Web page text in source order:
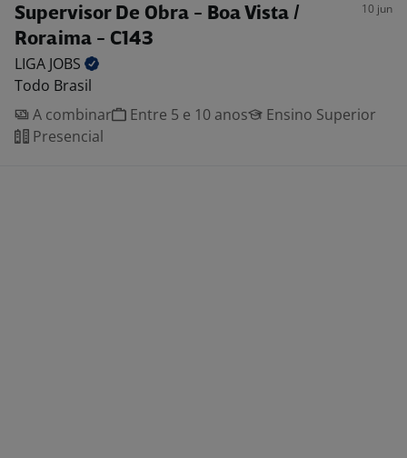
Supervisor De Obra - Boa Vista /
Roraima - C143
10 jun
LIGA JOBS
Todo Brasil
A combinar
Entre 5 e 10 anos
Ensino Superior
Presencial